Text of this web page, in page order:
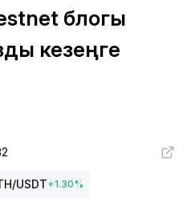
блогы
кезеңге
/USDT+1.30%